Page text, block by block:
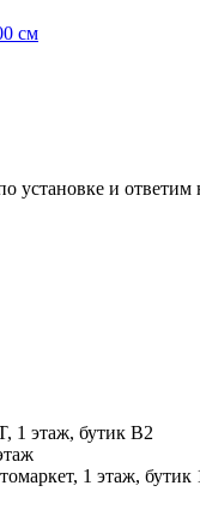
см
установке и
1 этаж, бутик B2
1 этаж, бутик